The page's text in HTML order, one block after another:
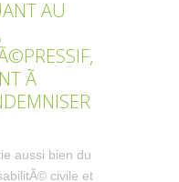
AU
Ã
aussi bien du
civile et